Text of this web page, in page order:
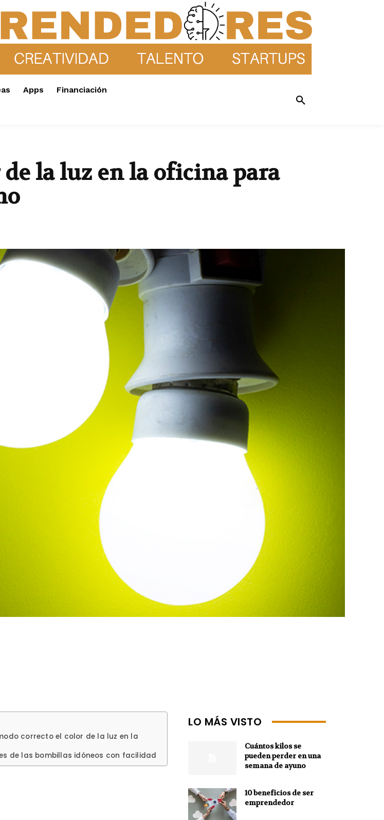
Apps Financiación
la luz en la oficina para
correcto el color de la luz en la
de las bombillas idóneos con facilidad
LO MÁS VISTO
Cuántos kilos se
pueden perder en una
semana de ayuno
10 beneficios de ser
emprendedor